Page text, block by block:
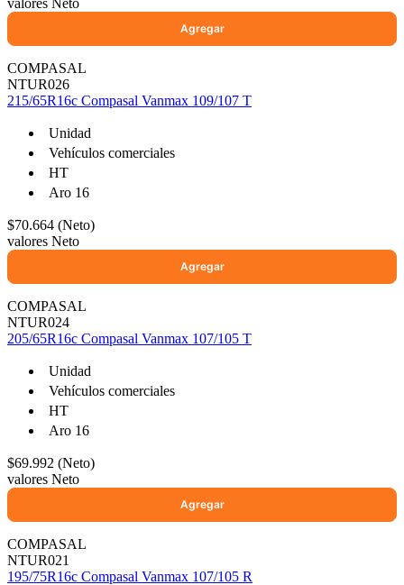
Ayuda
Inicio
Sobre nosotros
Talleres
Sucursales
¿Quieres trabajar en Antumalal?
Contacto
Regístrate como Mayorista
COMPASAL
NTUR026
215/65R16c Compasal Vanmax 109/107 T
Unidad
Vehículos comerciales
HT
Aro 16
$70.664 (Neto)
valores Neto
COMPASAL
NTUR024
205/65R16c Compasal Vanmax 107/105 T
Unidad
Vehículos comerciales
HT
Aro 16
$69.992 (Neto)
valores Neto
COMPASAL
NTUR021
195/75R16c Compasal Vanmax 107/105 R